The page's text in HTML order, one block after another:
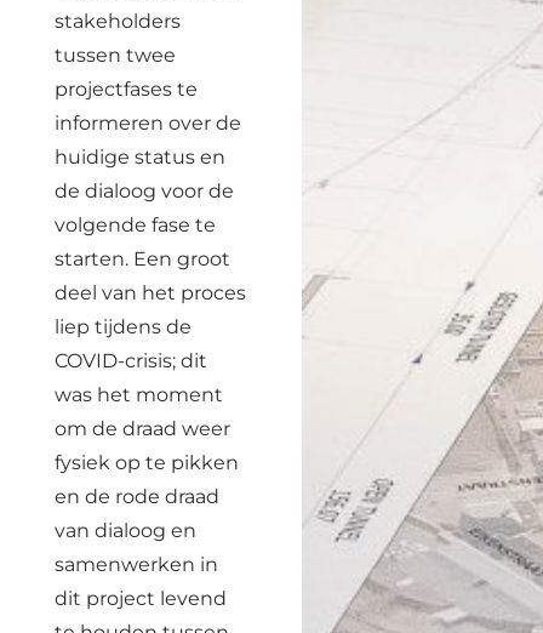
stakeholders
tussen twee
projectfases te
informeren over de
huidige status en
de dialoog voor de
volgende fase te
starten. Een groot
deel van het proces
liep tijdens de
COVID-crisis; dit
was het moment
om de draad weer
fysiek op te pikken
en de rode draad
van dialoog en
samenwerken in
dit project levend